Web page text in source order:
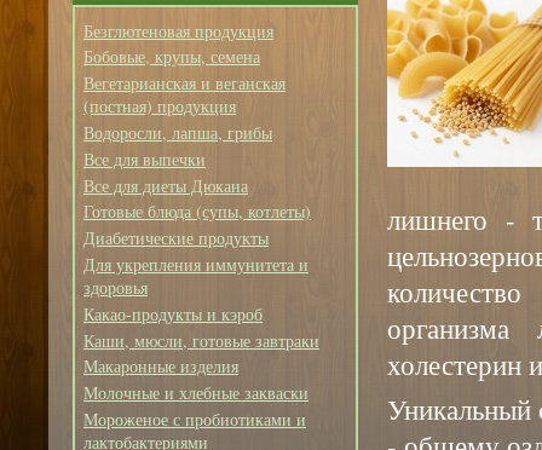
Безглютеновая продукция
Бобовые, крупы, семена
Вегетарианская и веганская
(постная) продукция
Водоросли, лапша, грибы
Все для выпечки
Все для диеты Дюкана
Готовые блюда (супы, котлеты)
Диабетические продукты
Для укрепления иммунитета и
здоровья
Какао-продукты и кэроб
Каши, мюсли, готовые завтраки
Макаронные изделия
Молочные и хлебные закваски
Мороженое с пробиотиками и
лактобактериями
лишнего -
организма
холестерин
Уникальный